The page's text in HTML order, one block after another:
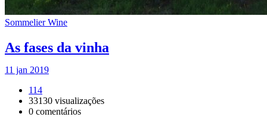
Sommelier Wine
As fases da vinha
11 jan 2019
114
33130 visualizações
0 comentários